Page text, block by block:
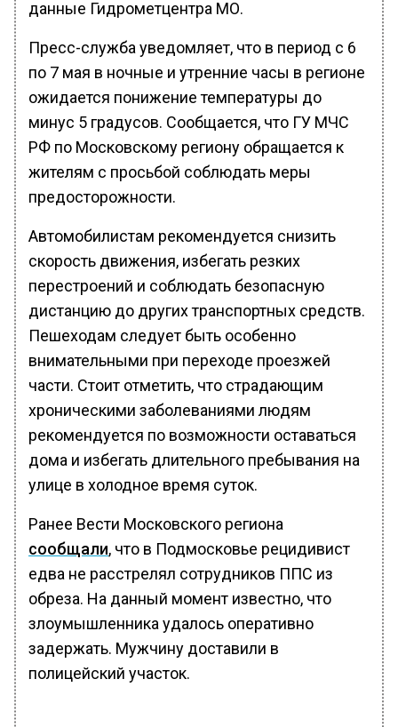
данные Гидрометцентра МО.
Пресс-служба уведомляет, что в период с 6
по 7 мая в ночные и утренние часы в регионе
ожидается понижение температуры до
минус 5 градусов. Сообщается, что ГУ МЧС
РФ по Московскому региону обращается к
жителям с просьбой соблюдать меры
предосторожности.
Автомобилистам рекомендуется снизить
скорость движения, избегать резких
перестроений и соблюдать безопасную
дистанцию до других транспортных средств.
Пешеходам следует быть особенно
внимательными при переходе проезжей
части. Стоит отметить, что страдающим
хроническими заболеваниями людям
рекомендуется по возможности оставаться
дома и избегать длительного пребывания на
улице в холодное время суток.
Ранее Вести Московского региона
сообщали, что в Подмосковье рецидивист
едва не расстрелял сотрудников ППС из
обреза. На данный момент известно, что
злоумышленника удалось оперативно
задержать. Мужчину доставили в
полицейский участок.